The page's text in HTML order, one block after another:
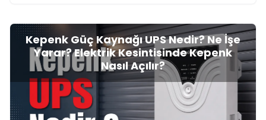
Kepenk Güç Kaynağı UPS Nedir? Ne İşe
Yarar? Elektrik Kesintisinde Kepenk
Nasıl Açılır?